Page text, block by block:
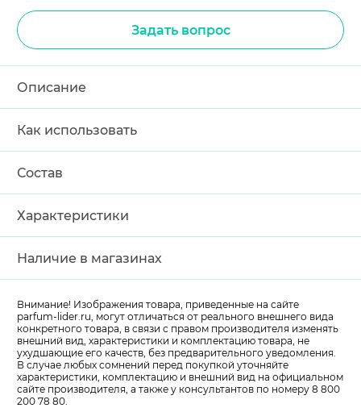
Задать вопрос
Описание
Как использовать
Состав
Характеристики
Наличие в магазинах
Внимание! Изображения товара, приведенные на сайте
parfum-lider.ru, могут отличаться от реального внешнего вида
конкретного товара, в связи с правом производителя изменять
внешний вид, характеристики и комплектацию товара, не
ухудшающие его качеств, без предварительного уведомления.
В случае любых сомнений перед покупкой уточняйте
характеристики, комплектацию и внешний вид на официальном
сайте производителя, а также у консультантов по номеру 8 800
200 78 80.